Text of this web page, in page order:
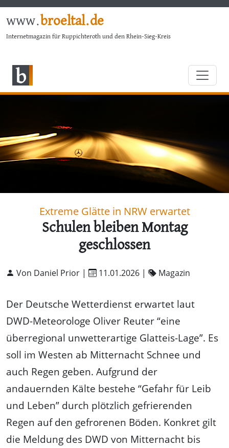
www.broeltal.de
Internetmagazin für Ruppichteroth und den Rhein-Sieg-Kreis
Extreme Glätte in NRW erwartet
Schulen bleiben Montag
geschlossen
Von Daniel Prior | 11.01.2026 | Magazin
Der Deutsche Wetterdienst erwartet laut
DWD-Meteorologe Oliver Reuter “eine
überregional unwetterartige Glatteis-Lage”. Es
soll im Westen ab Mitternacht Schnee und
auch Regen geben. Aufgrund der
andauernden Kälte bestehe “Gefahr für Leib
und Leben” durch plötzlich gefrierenden
Regen auf den gefrorenen Böden. Konkret gilt
die Meldung des DWD von Mitternacht bis